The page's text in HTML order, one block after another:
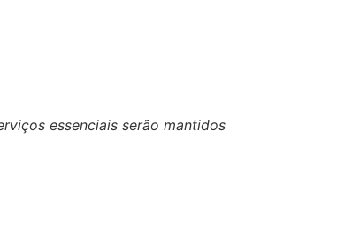
essenciais serão mantidos